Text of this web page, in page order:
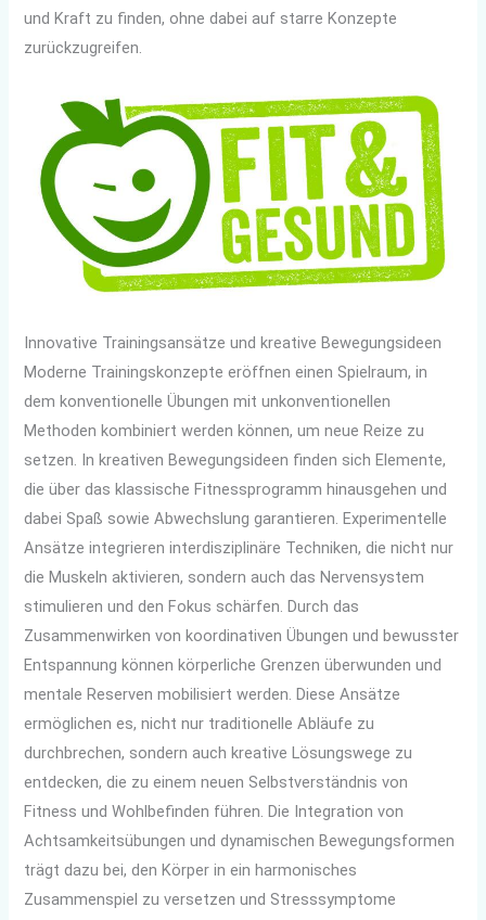
und Kraft zu finden, ohne dabei auf starre Konzepte
zurückzugreifen.
Innovative Trainingsansätze und kreative Bewegungsideen
Moderne Trainingskonzepte eröffnen einen Spielraum, in
dem konventionelle Übungen mit unkonventionellen
Methoden kombiniert werden können, um neue Reize zu
setzen. In kreativen Bewegungsideen finden sich Elemente,
die über das klassische Fitnessprogramm hinausgehen und
dabei Spaß sowie Abwechslung garantieren. Experimentelle
Ansätze integrieren interdisziplinäre Techniken, die nicht nur
die Muskeln aktivieren, sondern auch das Nervensystem
stimulieren und den Fokus schärfen. Durch das
Zusammenwirken von koordinativen Übungen und bewusster
Entspannung können körperliche Grenzen überwunden und
mentale Reserven mobilisiert werden. Diese Ansätze
ermöglichen es, nicht nur traditionelle Abläufe zu
durchbrechen, sondern auch kreative Lösungswege zu
entdecken, die zu einem neuen Selbstverständnis von
Fitness und Wohlbefinden führen. Die Integration von
Achtsamkeitsübungen und dynamischen Bewegungsformen
trägt dazu bei, den Körper in ein harmonisches
Zusammenspiel zu versetzen und Stresssymptome